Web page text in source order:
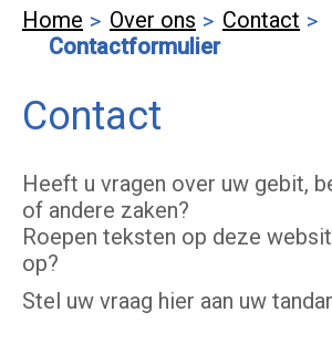
Home Over ons
Contact
Contactformulier
Contact
Heeft u vragen over uw gebit,
of andere zaken?
Roepen teksten op deze
op?
Stel uw vraag hier aan uw